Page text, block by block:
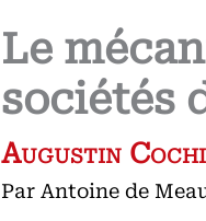
Le
sociétés
Augustin
Par Antoine de